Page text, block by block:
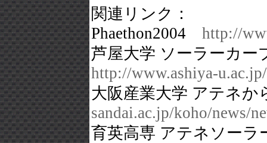
関連リンク：
Phaethon2004 http://
芦屋大学 ソーラーカ
http://www.ashiya-
大阪産業大学 アテネか
sandai.ac.jp/koho/news/
育英高専 アテネソーラ